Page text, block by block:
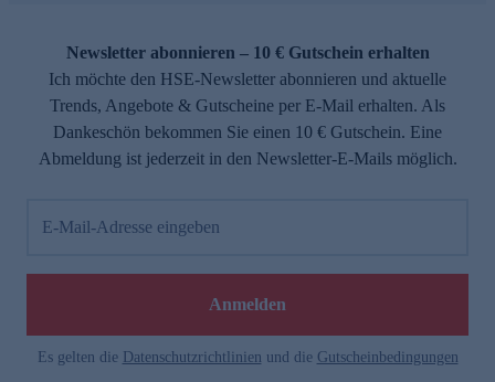
Newsletter abonnieren – 10 € Gutschein erhalten
Ich möchte den HSE-Newsletter abonnieren und aktuelle
Trends, Angebote & Gutscheine per E-Mail erhalten. Als
Dankeschön bekommen Sie einen 10 € Gutschein. Eine
Abmeldung ist jederzeit in den Newsletter-E-Mails möglich.
E-Mail-Adresse eingeben
Anmelden
Es gelten die Datenschutzrichtlinien und die Gutscheinbedingungen